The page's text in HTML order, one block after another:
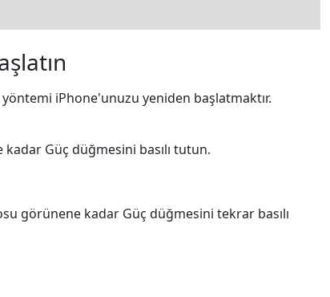
iPhone'unuzu yeniden başlatmaktır.
kadar Güç düğmesini basılı tutun.
görünene kadar Güç düğmesini tekrar basılı